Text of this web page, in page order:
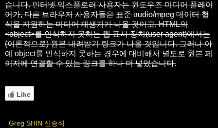
습니다. 인터넷 익스플로러 사용자는 윈도우즈 미디어 플레이
어가, 다른 브라우저 사용자들은 표준 audio/mpeg 데이터 형
식을 지원하는 미디어 재생기가 나올 것이고, HTML의
<object>를 인식하지 못하는 웹 표시 장치(user agent)에서는
(이론적으로) 원본 내려받기 링크가 나올 것입니다. 그러나 아
예 object를 인식하지 못하는 경우에 대비해서 별도로 원본 페
이지에 연결할 수 있는 링크를 하나 더 넣었습니다.
Like
Greg SHIN 신승식